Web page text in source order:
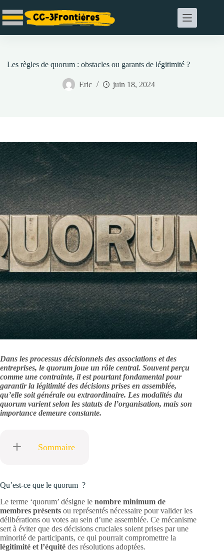
au
contenu
Les règles de quorum : obstacles ou garants de légitimité ?
Eric juin 18, 2024
Dans les processus décisionnels des associations et des
entreprises, le quorum joue un rôle central. Souvent perçu
comme une contrainte, il est pourtant fondamental pour
garantir la légitimité des décisions prises en assemblée,
qu’elle soit générale ou extraordinaire. Les modalités du
quorum varient selon les statuts de l’organisation, mais son
importance demeure constante.
Sommaire
Qu’est-ce que le quorum ?
Le terme ‘quorum’ désigne le nombre minimum de
membres présents ou représentés nécessaire pour valider les
délibérations ou votes au sein d’une assemblée. Ce mécanisme
sert à éviter que des décisions cruciales soient prises par une
minorité de participants, ce qui pourrait compromettre la
légitimité et l’équité des résolutions adoptées.